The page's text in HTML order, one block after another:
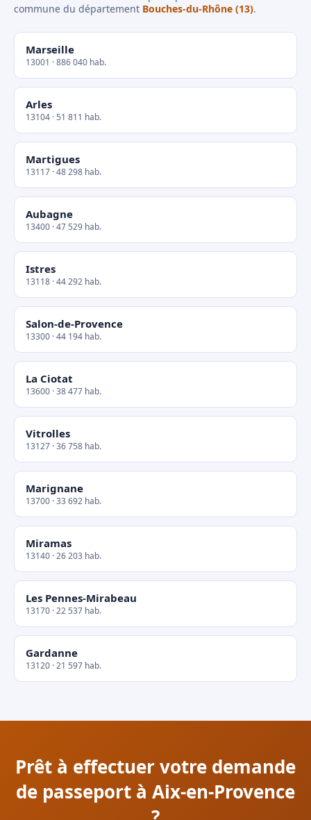
commune du département Bouches-du-Rhône (13).
Marseille
13001 · 886 040 hab.
Arles
13104 · 51 811 hab.
Martigues
13117 · 48 298 hab.
Aubagne
13400 · 47 529 hab.
Istres
13118 · 44 292 hab.
Salon-de-Provence
13300 · 44 194 hab.
La Ciotat
13600 · 38 477 hab.
Vitrolles
13127 · 36 758 hab.
Marignane
13700 · 33 692 hab.
Miramas
13140 · 26 203 hab.
Les Pennes-Mirabeau
13170 · 22 537 hab.
Gardanne
13120 · 21 597 hab.
Prêt à effectuer votre demande
de passeport à Aix-en-Provence